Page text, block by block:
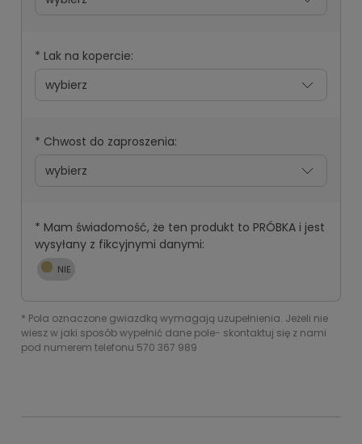
* Lak na kopercie:
* Chwost do zaproszenia:
* Mam świadomość, że ten produkt to PRÓBKA i jest
wysyłany z fikcyjnymi danymi:
* Pola oznaczone gwiazdką wymagają uzupełnienia. Jeżeli nie
wiesz w jaki sposób wypełnić dane pole- skontaktuj się z nami
pod numerem telefonu 570 367 989